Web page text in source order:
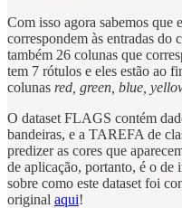
Com isso agora sabemos que
correspondem às entradas
também 26 colunas que
tem 7 rótulos e eles estão ao
colunas red, green, blue,
O dataset FLAGS contém
bandeiras, e a TAREFA de
predizer as cores que
de aplicação, portanto, é o de
sobre como este dataset foi
original aqui!